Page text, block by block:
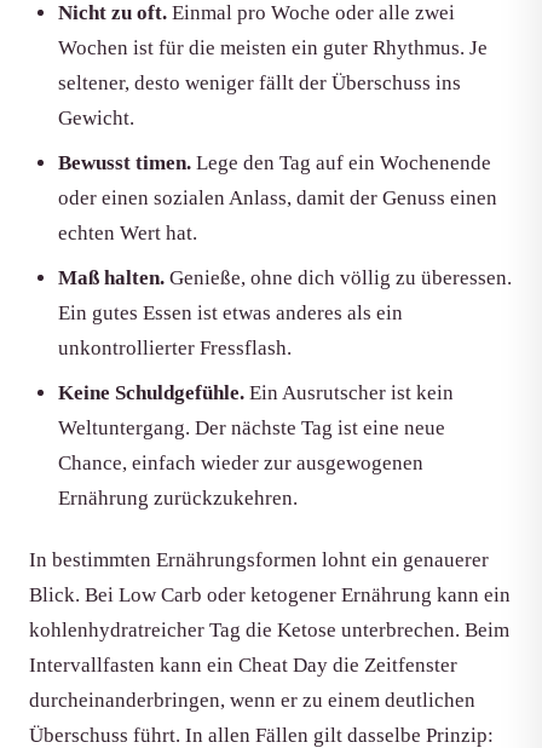
Nicht zu oft. Einmal pro Woche oder alle zwei
Wochen ist für die meisten ein guter Rhythmus. Je
seltener, desto weniger fällt der Überschuss ins
Gewicht.
Bewusst timen. Lege den Tag auf ein Wochenende
oder einen sozialen Anlass, damit der Genuss einen
echten Wert hat.
Maß halten. Genieße, ohne dich völlig zu überessen.
Ein gutes Essen ist etwas anderes als ein
unkontrollierter Fressflash.
Keine Schuldgefühle. Ein Ausrutscher ist kein
Weltuntergang. Der nächste Tag ist eine neue
Chance, einfach wieder zur ausgewogenen
Ernährung zurückzukehren.
In bestimmten Ernährungsformen lohnt ein genauerer
Blick. Bei Low Carb oder ketogener Ernährung kann ein
kohlenhydratreicher Tag die Ketose unterbrechen. Beim
Intervallfasten kann ein Cheat Day die Zeitfenster
durcheinanderbringen, wenn er zu einem deutlichen
Überschuss führt. In allen Fällen gilt dasselbe Prinzip: